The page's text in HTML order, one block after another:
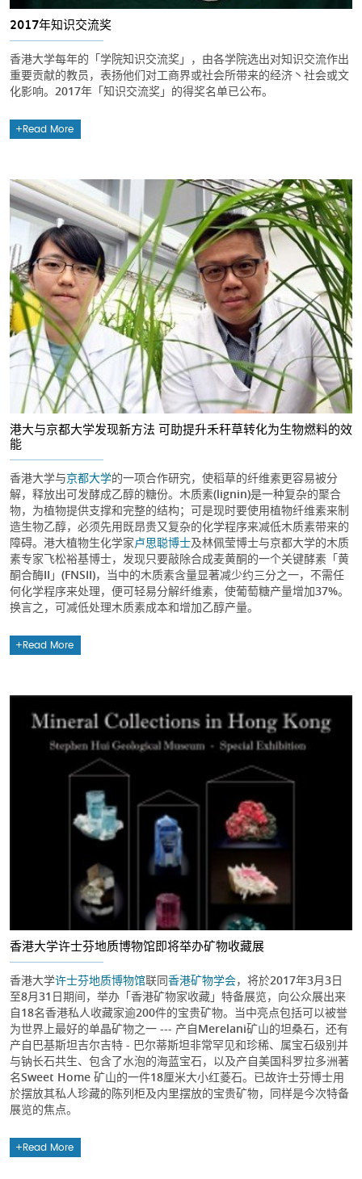
2017年知识交流奖
香港大学每年的「学院知识交流奖」，由各学院选出对知识交流作出
重要贡献的教员，表扬他们对工商界或社会所带来的经济丶社会或文
化影响。2017年「知识交流奖」的得奖名单已公布。
Read More
港大与京都大学发现新方法 可助提升禾秆草转化为生物燃料的效
能
香港大学与京都大学的一项合作研究，使稻草的纤维素更容易被分
解，释放出可发酵成乙醇的糖份。木质素(lignin)是一种复杂的聚合
物，为植物提供支撑和完整的结构；可是现时要使用植物纤维素来制
造生物乙醇，必须先用既昂贵又复杂的化学程序来减低木质素带来的
障碍。港大植物生化学家卢思聪博士及林佩莹博士与京都大学的木质
素专家飞松裕基博士，发现只要敲除合成麦黄酮的一个关键酵素「黄
酮合酶II」(FNSII)，当中的木质素含量显著减少约三分之一，不需任
何化学程序来处理，便可轻易分解纤维素，使葡萄糖产量增加37%。
换言之，可减低处理木质素成本和增加乙醇产量。
Read More
香港大学许士芬地质博物馆即将举办矿物收藏展
香港大学许士芬地质博物馆联同香港矿物学会，将於2017年3月3日
至8月31日期间，举办「香港矿物家收藏」特备展览，向公众展出来
自18名香港私人收藏家逾200件的宝贵矿物。当中亮点包括可以被誉
为世界上最好的单晶矿物之一 --- 产自Merelani矿山的坦桑石，还有
产自巴基斯坦吉尔吉特 - 巴尔蒂斯坦非常罕见和珍稀、属宝石级别并
与钠长石共生、包含了水泡的海蓝宝石，以及产自美国科罗拉多洲著
名Sweet Home 矿山的一件18厘米大小红菱石。已故许士芬博士用
於摆放其私人珍藏的陈列柜及内里摆放的宝贵矿物，同样是今次特备
展览的焦点。
Read More